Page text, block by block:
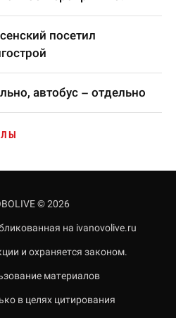
посетил
автобус – отдельно
© 2026
на ivanovolive.ru
и охраняется законом.
материалов
в целях цитирования